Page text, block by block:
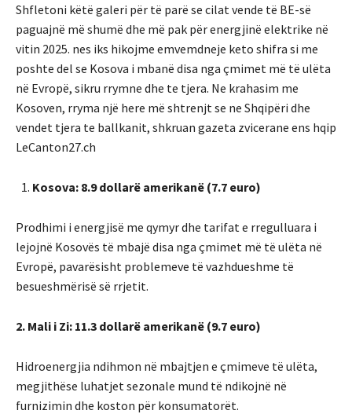
Shfletoni këtë galeri për të parë se cilat vende të BE-së
paguajnë më shumë dhe më pak për energjinë elektrike në
vitin 2025. nes iks hikojme emvemdneje keto shifra si me
poshte del se Kosova i mbanë disa nga çmimet më të ulëta
në Evropë, sikru rrymne dhe te tjera. Ne krahasim me
Kosoven, rryma një here më shtrenjt se ne Shqipëri dhe
vendet tjera te ballkanit, shkruan gazeta zvicerane ens hqip
LeCanton27.ch
Kosova: 8.9 dollarë amerikanë (7.7 euro)
Prodhimi i energjisë me qymyr dhe tarifat e rregulluara i
lejojnë Kosovës të mbajë disa nga çmimet më të ulëta në
Evropë, pavarësisht problemeve të vazhdueshme të
besueshmërisë së rrjetit.
2. Mali i Zi: 11.3 dollarë amerikanë (9.7 euro)
Hidroenergjia ndihmon në mbajtjen e çmimeve të ulëta,
megjithëse luhatjet sezonale mund të ndikojnë në
furnizimin dhe koston për konsumatorët.